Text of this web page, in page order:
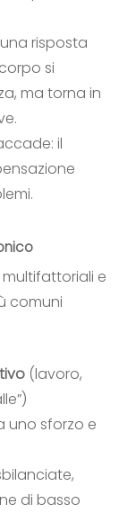
risposta
si
ma torna in
il
e
comuni
(lavoro,
uno sforzo e
di basso